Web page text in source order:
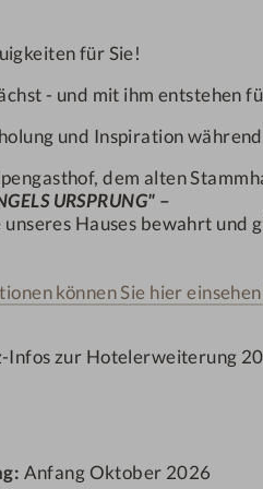
für Sie!
- und mit ihm entstehen
und Inspiration
dem alten
URSPRUNG" –
Hauses bewahrt
können Sie hier
Infos zur Hotelerweiterung
Anfang Oktober 2026
Golfplatz oder zur Ortsseite
(Nr. 248/355) einen
live.
355 - Sie erhalten eine zus.
und Nacht jeweils ein
und im Engel-SPA.